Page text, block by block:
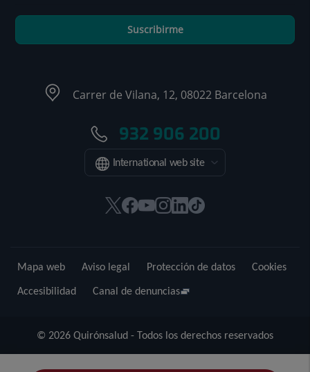
Suscribirme
Carrer de Vilana, 12, 08022 Barcelona
932 906 200
International web site
Este
en
una
Este
en
una
Este
en
una
Este
en
una
Este
en
una
Enlace
externa.
© 2026 Quirónsalud - Todos los derechos reservados
Mapa web Aviso legal Protección de datos
Cookies
Accesibilidad
Canal de denuncias